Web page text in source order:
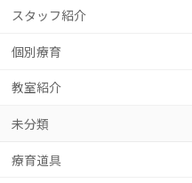
スタッフ紹介
個別療育
教室紹介
未分類
療育道具